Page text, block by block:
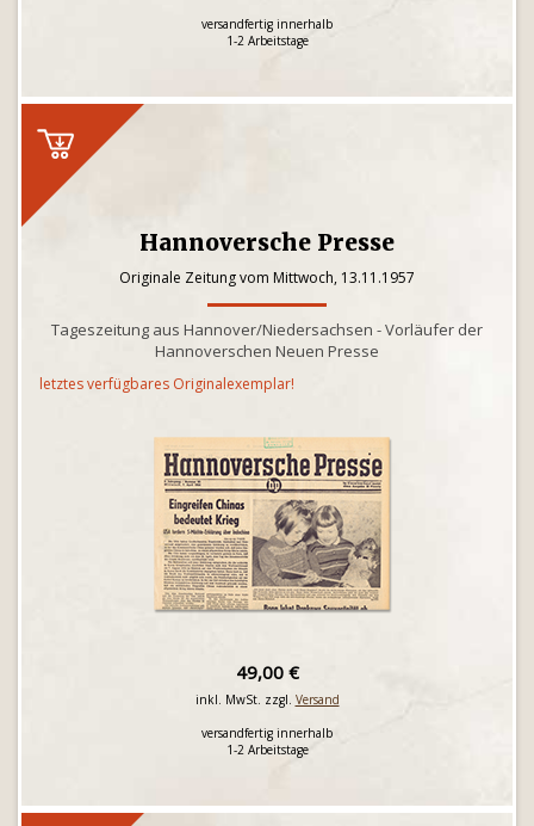
versandfertig innerhalb
1-2 Arbeitstage
Hannoversche Presse
Originale Zeitung vom Mittwoch, 13.11.1957
Tageszeitung aus Hannover/Niedersachsen - Vorläufer der
Hannoverschen Neuen Presse
letztes verfügbares Originalexemplar!
49,00 €
inkl. MwSt. zzgl. Versand
versandfertig innerhalb
1-2 Arbeitstage